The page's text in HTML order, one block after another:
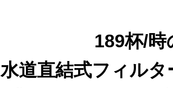
189杯/時
水道直結式フィルタ